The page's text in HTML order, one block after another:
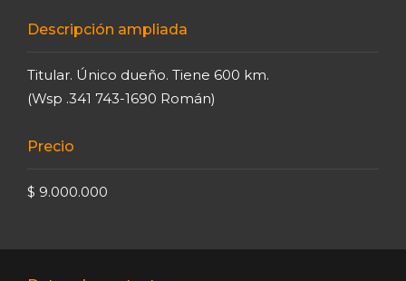
Descripción ampliada
Titular. Único dueño. Tiene 600 km.
(Wsp .341 743-1690 Román)
Precio
$ 9.000.000